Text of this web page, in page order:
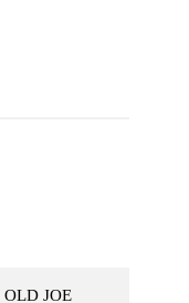
OLD JOE